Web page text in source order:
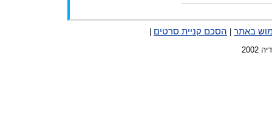
באתר הסכם קניית סרטים